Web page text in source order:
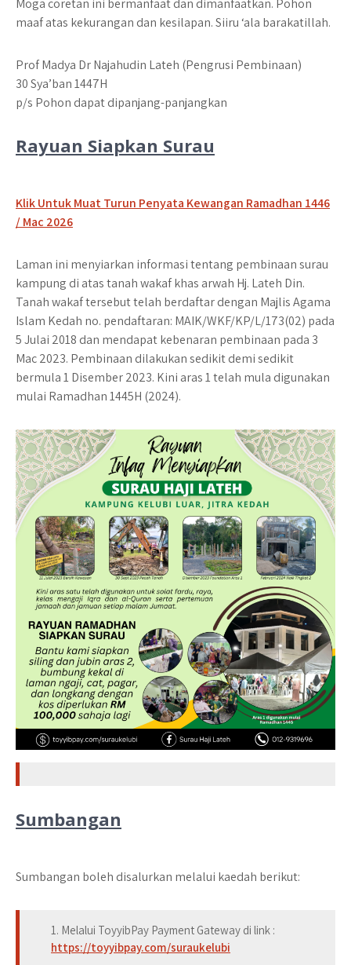
Moga coretan ini bermanfaat dan dimanfaatkan. Pohon
maaf atas kekurangan dan kesilapan. Siiru ‘ala barakatillah.
Prof Madya Dr Najahudin Lateh (Pengrusi Pembinaan)
30 Sya’ban 1447H
p/s Pohon dapat dipanjang-panjangkan
Rayuan Siapkan Surau
Klik Untuk Muat Turun Penyata Kewangan Ramadhan 1446
/ Mac 2026
Laman ini menyiarkan informasi tentang pembinaan surau
kampung di atas tanah wakaf khas arwah Hj. Lateh Din.
Tanah wakaf tersebut telah berdaftar dengan Majlis Agama
Islam Kedah no. pendaftaran: MAIK/WKF/KP/L/173(02) pada
5 Julai 2018 dan mendapat kebenaran pembinaan pada 3
Mac 2023. Pembinaan dilakukan sedikit demi sedikit
bermula 1 Disember 2023. Kini aras 1 telah mula digunakan
mulai Ramadhan 1445H (2024).
Sumbangan
Sumbangan boleh disalurkan melalui kaedah berikut:
1. Melalui ToyyibPay Payment Gateway di link :
https://toyyibpay.com/suraukelubi